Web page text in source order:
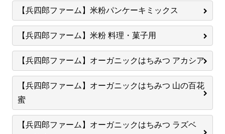
【兵四郎ファーム】米粉パンケーキミックス
【兵四郎ファーム】米粉 料理・菓子用
【兵四郎ファーム】オーガニックはちみつ アカシア
【兵四郎ファーム】オーガニックはちみつ 山の百花
蜜
【兵四郎ファーム】オーガニックはちみつ ラズベ